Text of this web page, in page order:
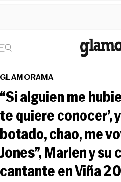
GLAMORAMA
“Si alguien me
te quiere conocer’,
botado, chao, me
Jones”, Marlen y
cantante en Viña